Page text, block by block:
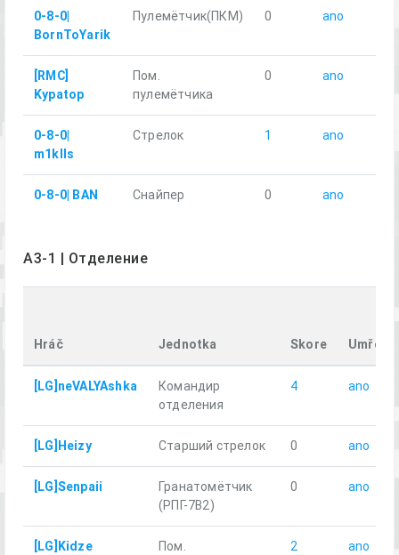
0-8-0|
BornToYarik
Пулемётчик(ПКM) 0 ano
[RMC]
Kypatop
Пом.
пулемётчика
0 ano
0-8-0|
m1klls
Стрелок 1 ano
0-8-0| BAN Снайпер 0 ano
A3-1 | Отделение
Hráč Jednotka Skore Umřel
[LG]neVALYAshka
Командир
отделения
4 ano
[LG]Heizy Старший стрелок 0 ano
[LG]Senpaii
Гранатомётчик
(РПГ-7В2)
0 ano
[LG]Kidze
Пом.
2 ano